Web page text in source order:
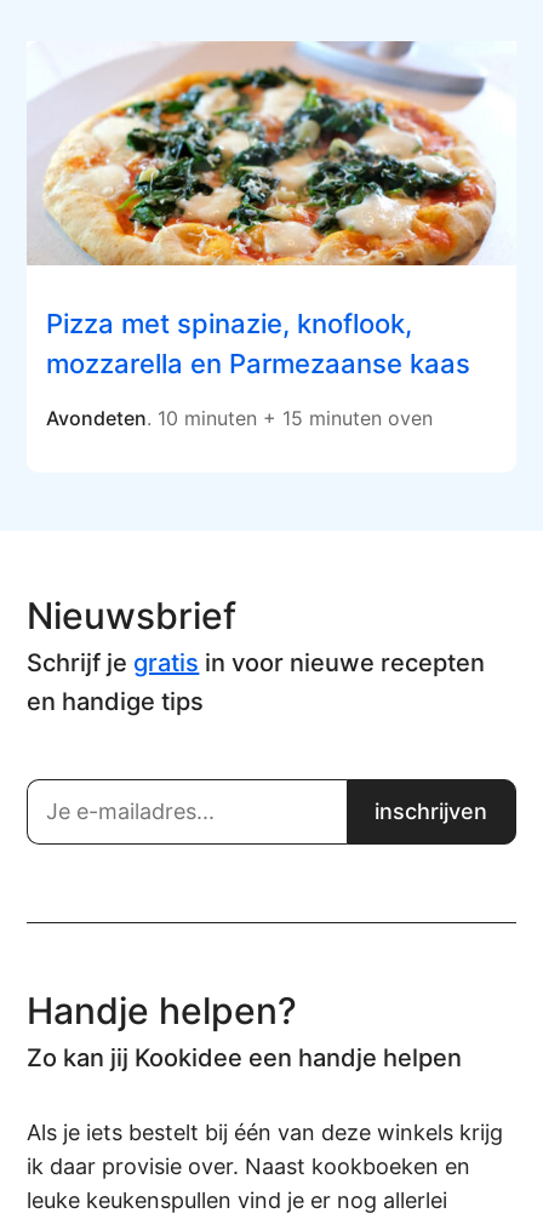
Pizza met spinazie, knoflook,
mozzarella en Parmezaanse kaas
Avondeten. 10 minuten + 15 minuten oven
Nieuwsbrief
Schrijf je gratis in voor nieuwe recepten
en handige tips
Handje helpen?
Zo kan jij Kookidee een handje helpen
Als je iets bestelt bij één van deze winkels krijg
ik daar provisie over. Naast kookboeken en
leuke keukenspullen vind je er nog allerlei